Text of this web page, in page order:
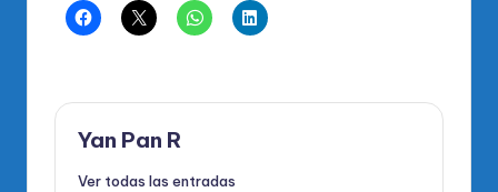
Yan Pan R
Ver todas las entradas